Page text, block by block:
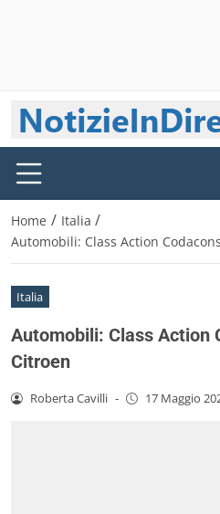
Home / Italia /
Automobili: Class Action
Italia
Automobili: Class Action
Citroen
Roberta Cavilli - 17 Maggio